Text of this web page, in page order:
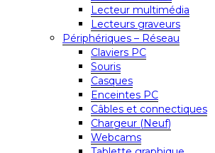
Lecteur multimédia
Lecteurs graveurs
Périphériques – Réseau
Claviers PC
Souris
Casques
Enceintes PC
Câbles et connectiques
Chargeur (Neuf)
Webcams